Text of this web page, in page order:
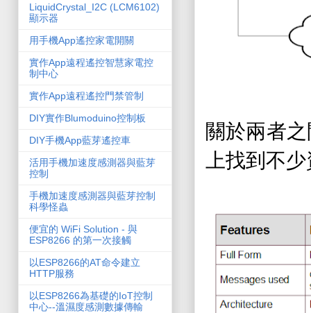
關於兩者
上找到不
LiquidCrystal_I2C (LCM6102)
顯示器
用手機App遙控家電開關
實作App遠程遙控智慧家電控
制中心
實作App遠程遙控門禁管制
DIY實作Blumoduino控制板
DIY手機App藍芽遙控車
活用手機加速度感測器與藍芽
控制
手機加速度感測器與藍芽控制
科學怪蟲
便宜的 WiFi Solution - 與
ESP8266 的第一次接觸
以ESP8266的AT命令建立
HTTP服務
以ESP8266為基礎的IoT控制
中心--溫濕度感測數據傳輸